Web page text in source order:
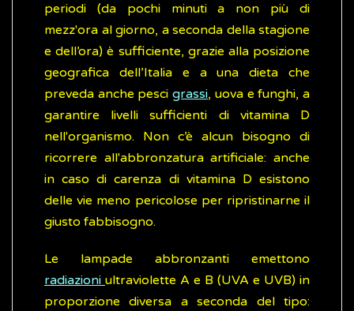
periodi (da pochi minuti a non più di
mezz'ora al giorno, a seconda della stagione
e dell’ora) è sufficiente, grazie alla posizione
geografica dell’Italia e a una dieta che
preveda anche pescigrassi, uova e funghi, a
garantire livelli sufficienti di vitamina D
nell'organismo. Non c’è alcun bisogno di
ricorrere all'abbronzatura artificiale: anche
in caso di carenza di vitamina D esistono
delle vie meno pericolose per ripristinarne il
giusto fabbisogno.
Le lampade abbronzanti emettono
radiazioni ultraviolette A e B (UVA e UVB) in
proporzione diversa a seconda del tipo: